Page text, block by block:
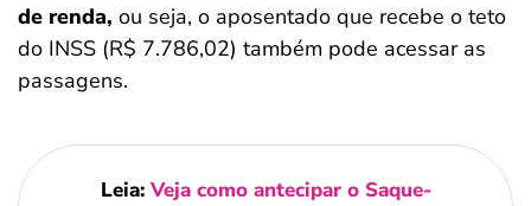
de renda, ou seja, o aposentado que recebe o teto
do INSS (R$ 7.786,02) também pode acessar as
passagens.
Leia: Veja como antecipar o Saque-